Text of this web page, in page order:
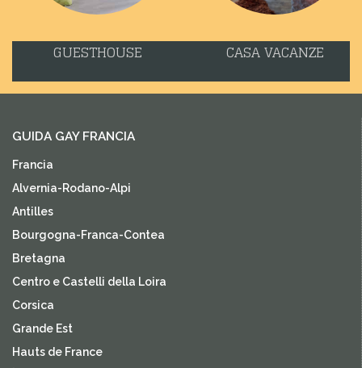
GUESTHOUSE CASA VACANZE
GUIDA GAY FRANCIA
Francia
Alvernia-Rodano-Alpi
Antilles
Bourgogna-Franca-Contea
Bretagna
Centro e Castelli della Loira
Corsica
Grande Est
Hauts de France